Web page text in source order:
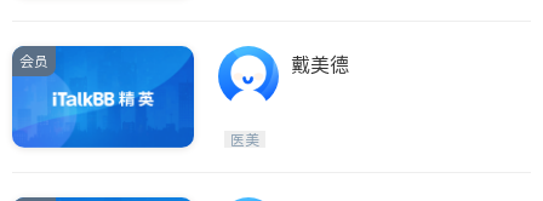
会员 戴美德
医美